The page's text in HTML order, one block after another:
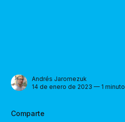
Andrés Jaromezuk
14 de enero de 2023 — 1 minuto
Comparte